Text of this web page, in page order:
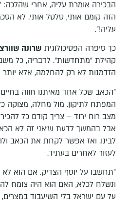
הבכירה אומרת עליה, אחרי שהלכה:
הזה קומם אותי, טלטל אותי. לא
עליה!".
כך סיפרה הפסיכולוגית שרונה
קהילת "מתחדשות". לדבריה, כל
הזדמנות לא רק להחלמה, אלא
"הכאב שכל אחד מאיתנו חווה בחיים
המפתח לתיקון. מול מחלה, מצוקה
מצב רוח ירוד – צריך קודם כל
אבל בהמשך לדעת ש'אני זה לא
לבינו. ואז אפשר לקחת את הכאב
לעזור לאחרים בעתיד.
"תחשבו על יוסף הצדיק. אם הוא לא
ונשלח לכלא, האם הוא היה צומח
על עם ישראל בלי השיעבוד במצרים,